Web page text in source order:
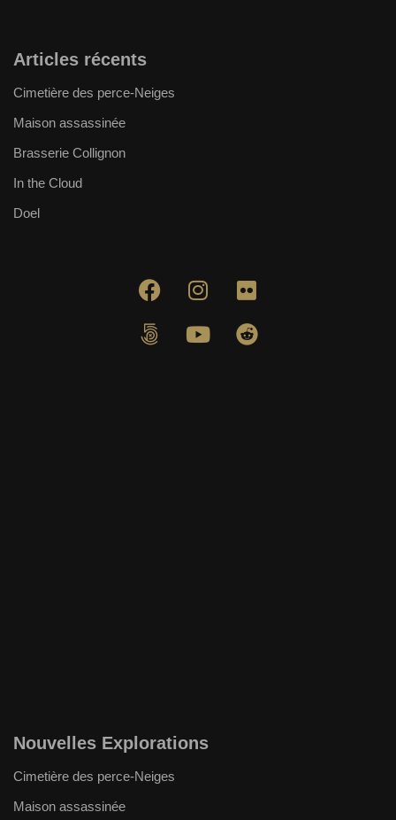
Articles récents
Cimetière des perce-Neiges
Maison assassinée
Brasserie Collignon
In the Cloud
Doel
Nouvelles Explorations
Cimetière des perce-Neiges
Maison assassinée